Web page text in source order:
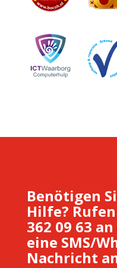
Benötigen
Hilfe?
362 09 63
eine SMS/
Nachricht